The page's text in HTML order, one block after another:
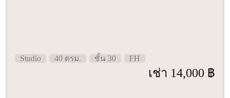
Studio 40 ตรม. ชั้น 30 FH
เช่า 14,000 ฿